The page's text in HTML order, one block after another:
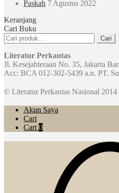
Paskah 7 Agustus 2022
Keranjang
Cari Buku
Pencarian
untuk:
Cari
Literatur Perkantas
Jl. Kesejahteraan No. 35, Jakarta
Acc: BCA 012-302-5439 a.n. PT.
© Literatur Perkantas Nasional 2014
Akun Saya
Cari
Cart 0